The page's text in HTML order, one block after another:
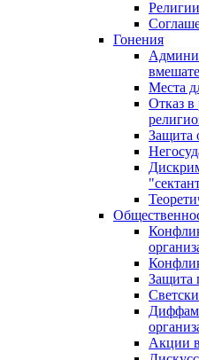
Гонения
Места
Отказ в
Защита
Защита
Акции в